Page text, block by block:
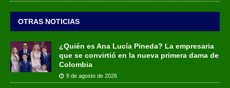
OTRAS NOTICIAS
¿Quién es Ana Lucía Pineda? La empresaria
que se convirtió en la nueva primera dama de
Colombia
8 de agosto de 2026